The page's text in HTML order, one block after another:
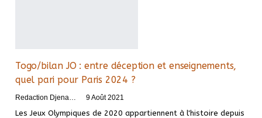
Togo/bilan JO : entre déception et enseignements,
quel pari pour Paris 2024 ?
9 Août 2021
Les Jeux Olympiques de 2020 appartiennent à l'histoire depuis